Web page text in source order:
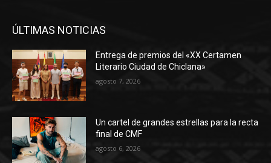
ÚLTIMAS NOTICIAS
Entrega de premios del «XX Certamen
Literario Ciudad de Chiclana»
agosto 7, 2026
Un cartel de grandes estrellas para la recta
final de CMF
agosto 6, 2026